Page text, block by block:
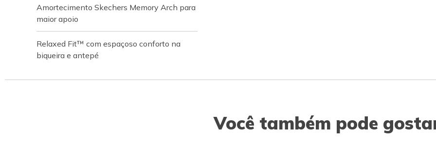
Amortecimento Skechers Memory Arch para
maior apoio
Relaxed Fit™ com espaçoso conforto na
biqueira e antepé
Você também pode